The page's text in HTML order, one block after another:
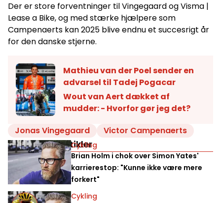
Der er store forventninger til Vingegaard og Visma |
Lease a Bike, og med stærke hjælpere som
Campenaerts kan 2025 blive endnu et succesrigt år
for den danske stjerne.
Mathieu van der Poel sender en
advarsel til Tadej Pogacar
Wout van Aert dækket af
mudder: - Hvorfor gør jeg det?
Jonas Vingegaard
Victor Campenaerts
Relaterede artikler
Cykling
Brian Holm i chok over Simon Yates'
karrierestop: "Kunne ikke være mere
forkert"
Cykling